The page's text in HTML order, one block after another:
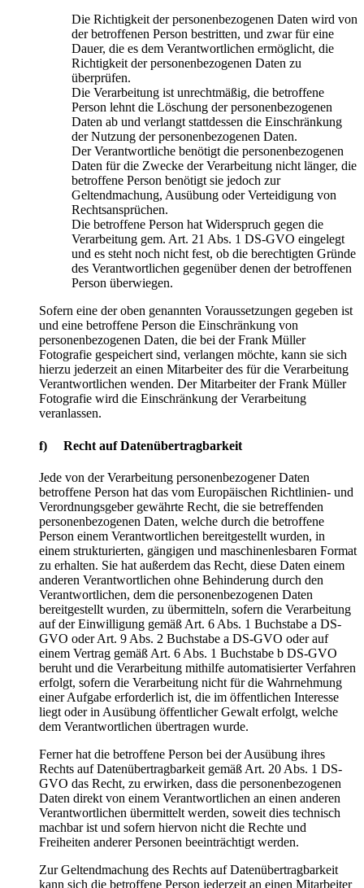
Die Richtigkeit der personenbezogenen Daten wird von
der betroffenen Person bestritten, und zwar für eine
Dauer, die es dem Verantwortlichen ermöglicht, die
Richtigkeit der personenbezogenen Daten zu
überprüfen.
Die Verarbeitung ist unrechtmäßig, die betroffene
Person lehnt die Löschung der personenbezogenen
Daten ab und verlangt stattdessen die Einschränkung
der Nutzung der personenbezogenen Daten.
Der Verantwortliche benötigt die personenbezogenen
Daten für die Zwecke der Verarbeitung nicht länger, die
betroffene Person benötigt sie jedoch zur
Geltendmachung, Ausübung oder Verteidigung von
Rechtsansprüchen.
Die betroffene Person hat Widerspruch gegen die
Verarbeitung gem. Art. 21 Abs. 1 DS-GVO eingelegt
und es steht noch nicht fest, ob die berechtigten Gründe
des Verantwortlichen gegenüber denen der betroffenen
Person überwiegen.
Sofern eine der oben genannten Voraussetzungen gegeben ist
und eine betroffene Person die Einschränkung von
personenbezogenen Daten, die bei der Frank Müller
Fotografie gespeichert sind, verlangen möchte, kann sie sich
hierzu jederzeit an einen Mitarbeiter des für die Verarbeitung
Verantwortlichen wenden. Der Mitarbeiter der Frank Müller
Fotografie wird die Einschränkung der Verarbeitung
veranlassen.
f) Recht auf Datenübertragbarkeit
Jede von der Verarbeitung personenbezogener Daten
betroffene Person hat das vom Europäischen Richtlinien- und
Verordnungsgeber gewährte Recht, die sie betreffenden
personenbezogenen Daten, welche durch die betroffene
Person einem Verantwortlichen bereitgestellt wurden, in
einem strukturierten, gängigen und maschinenlesbaren Format
zu erhalten. Sie hat außerdem das Recht, diese Daten einem
anderen Verantwortlichen ohne Behinderung durch den
Verantwortlichen, dem die personenbezogenen Daten
bereitgestellt wurden, zu übermitteln, sofern die Verarbeitung
auf der Einwilligung gemäß Art. 6 Abs. 1 Buchstabe a DS-
GVO oder Art. 9 Abs. 2 Buchstabe a DS-GVO oder auf
einem Vertrag gemäß Art. 6 Abs. 1 Buchstabe b DS-GVO
beruht und die Verarbeitung mithilfe automatisierter Verfahren
erfolgt, sofern die Verarbeitung nicht für die Wahrnehmung
einer Aufgabe erforderlich ist, die im öffentlichen Interesse
liegt oder in Ausübung öffentlicher Gewalt erfolgt, welche
dem Verantwortlichen übertragen wurde.
Ferner hat die betroffene Person bei der Ausübung ihres
Rechts auf Datenübertragbarkeit gemäß Art. 20 Abs. 1 DS-
GVO das Recht, zu erwirken, dass die personenbezogenen
Daten direkt von einem Verantwortlichen an einen anderen
Verantwortlichen übermittelt werden, soweit dies technisch
machbar ist und sofern hiervon nicht die Rechte und
Freiheiten anderer Personen beeinträchtigt werden.
Zur Geltendmachung des Rechts auf Datenübertragbarkeit
kann sich die betroffene Person jederzeit an einen Mitarbeiter